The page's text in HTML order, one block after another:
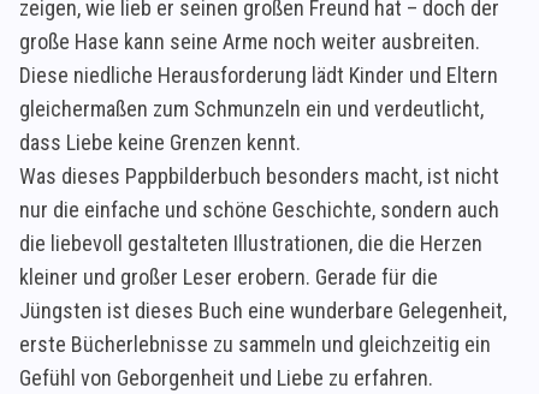
zeigen, wie lieb er seinen großen Freund hat – doch der
große Hase kann seine Arme noch weiter ausbreiten.
Diese niedliche Herausforderung lädt Kinder und Eltern
gleichermaßen zum Schmunzeln ein und verdeutlicht,
dass Liebe keine Grenzen kennt.
Was dieses Pappbilderbuch besonders macht, ist nicht
nur die einfache und schöne Geschichte, sondern auch
die liebevoll gestalteten Illustrationen, die die Herzen
kleiner und großer Leser erobern. Gerade für die
Jüngsten ist dieses Buch eine wunderbare Gelegenheit,
erste Bücherlebnisse zu sammeln und gleichzeitig ein
Gefühl von Geborgenheit und Liebe zu erfahren.